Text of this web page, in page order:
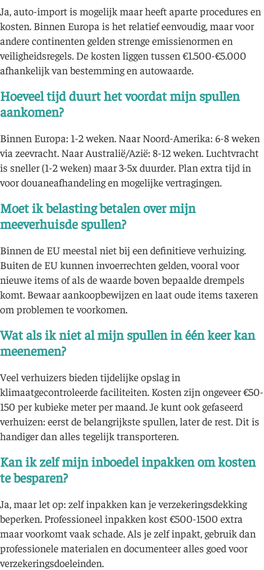
Ja, auto-import is mogelijk maar heeft aparte procedures en
kosten. Binnen Europa is het relatief eenvoudig, maar voor
andere continenten gelden strenge emissienormen en
veiligheidsregels. De kosten liggen tussen €1.500-€5.000
afhankelijk van bestemming en autowaarde.
Hoeveel tijd duurt het voordat mijn spullen
aankomen?
Binnen Europa: 1-2 weken. Naar Noord-Amerika: 6-8 weken
via zeevracht. Naar Australië/Azië: 8-12 weken. Luchtvracht
is sneller (1-2 weken) maar 3-5x duurder. Plan extra tijd in
voor douaneafhandeling en mogelijke vertragingen.
Moet ik belasting betalen over mijn
meeverhuisde spullen?
Binnen de EU meestal niet bij een definitieve verhuizing.
Buiten de EU kunnen invoerrechten gelden, vooral voor
nieuwe items of als de waarde boven bepaalde drempels
komt. Bewaar aankoopbewijzen en laat oude items taxeren
om problemen te voorkomen.
Wat als ik niet al mijn spullen in één keer kan
meenemen?
Veel verhuizers bieden tijdelijke opslag in
klimaatgecontroleerde faciliteiten. Kosten zijn ongeveer €50-
150 per kubieke meter per maand. Je kunt ook gefaseerd
verhuizen: eerst de belangrijkste spullen, later de rest. Dit is
handiger dan alles tegelijk transporteren.
Kan ik zelf mijn inboedel inpakken om kosten
te besparen?
Ja, maar let op: zelf inpakken kan je verzekeringsdekking
beperken. Professioneel inpakken kost €500-1500 extra
maar voorkomt vaak schade. Als je zelf inpakt, gebruik dan
professionele materialen en documenteer alles goed voor
verzekeringsdoeleinden.